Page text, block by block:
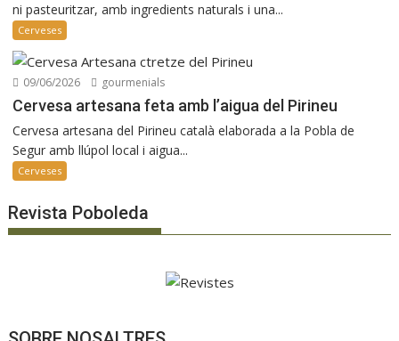
ni pasteuritzar, amb ingredients naturals i una...
Cerveses
09/06/2026 gourmenials
Cervesa artesana feta amb l’aigua del Pirineu
Cervesa artesana del Pirineu català elaborada a la Pobla de
Segur amb llúpol local i aigua...
Cerveses
Revista Poboleda